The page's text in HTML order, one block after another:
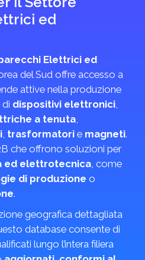
ed
Elettrici ed
del Sud offre accesso a
attive nella produzione
dispositivi elettronici,
a tenuta,
, trasformatori e magneti.
che offrono soluzioni per
ed elettrotecnica, come
di produzione o
.
geografica dettagliata
database consente di
lungo l’intera filiera